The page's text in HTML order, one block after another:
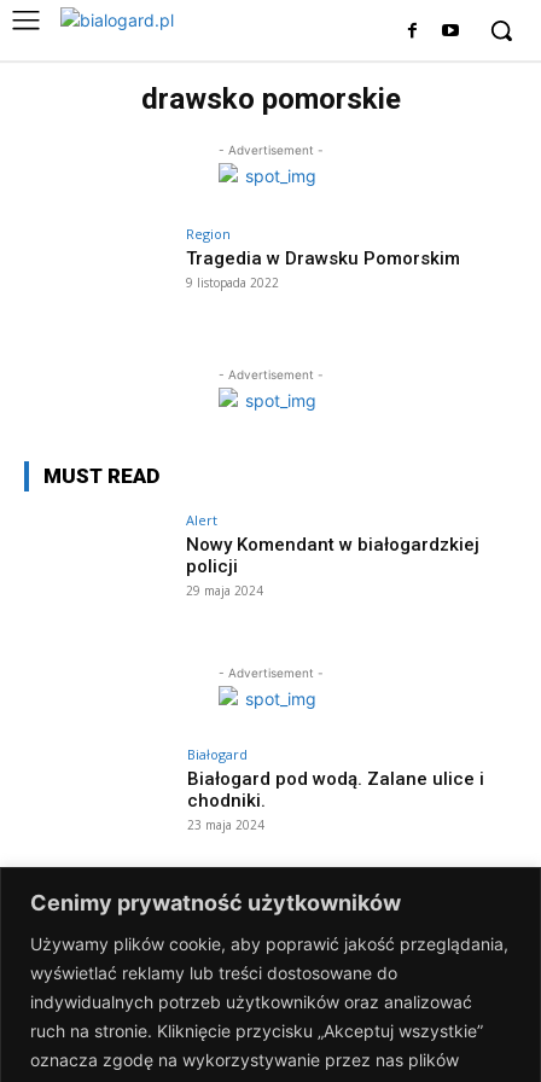
Cenimy prywatność użytkowników
Używamy plików cookie, aby poprawić jakość przeglądania,
wyświetlać reklamy lub treści dostosowane do
indywidualnych potrzeb użytkowników oraz analizować
ruch na stronie. Kliknięcie przycisku „Akceptuj wszystkie”
oznacza zgodę na wykorzystywanie przez nas plików
drawsko pomorskie
- Advertisement -
Region
Tragedia w Drawsku Pomorskim
9 listopada 2022
- Advertisement -
MUST READ
Alert
Nowy Komendant w białogardzkiej
policji
29 maja 2024
- Advertisement -
Białogard
Białogard pod wodą. Zalane ulice i
chodniki.
23 maja 2024
Dzień otwarty i święto kolorów w MDK!
8 maja 2024
Białogard
Narodowy Dzień Zwycięstwa
[FOTOGALERIA]